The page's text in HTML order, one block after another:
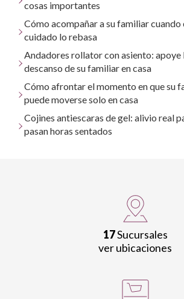
cosas importantes
Cómo acompañar a su familiar
cuidado lo rebasa
Andadores rollator con asiento: apoye
descanso de su familiar en casa
Cómo afrontar el momento en que su
puede moverse solo en casa
Cojines antiescaras de gel: alivio real
pasan horas sentados
17Sucursales
ver ubicaciones